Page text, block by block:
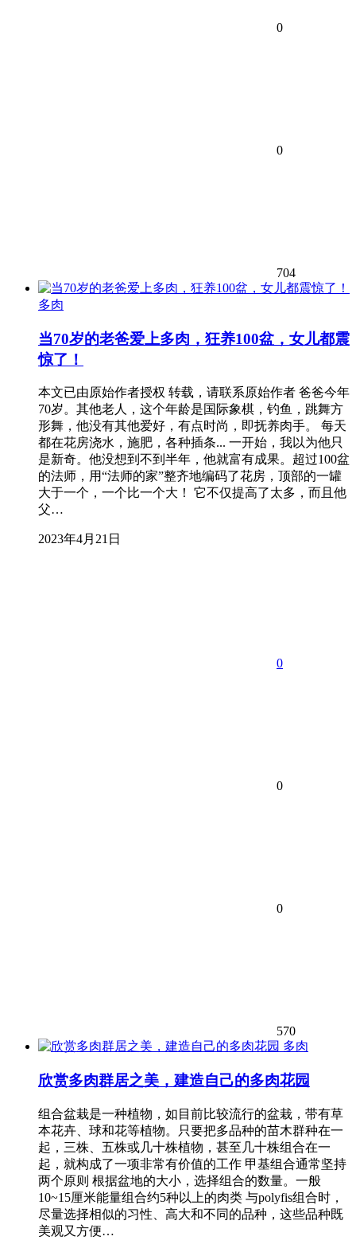
0
0
704
多肉
当70岁的老爸爱上多肉，狂养100盆，女儿都震
惊了！
本文已由原始作者授权 转载，请联系原始作者 爸爸今年
70岁。其他老人，这个年龄是国际象棋，钓鱼，跳舞方
形舞，他没有其他爱好，有点时尚，即抚养肉手。 每天
都在花房浇水，施肥，各种插条... 一开始，我以为他只
是新奇。他没想到不到半年，他就富有成果。超过100盆
的法师，用“法师的家”整齐地编码了花房，顶部的一罐
大于一个，一个比一个大！ 它不仅提高了太多，而且他
父…
2023年4月21日
0
0
0
570
多肉
欣赏多肉群居之美，建造自己的多肉花园
组合盆栽是一种植物，如目前比较流行的盆栽，带有草
本花卉、球和花等植物。只要把多品种的苗木群种在一
起，三株、五株或几十株植物，甚至几十株组合在一
起，就构成了一项非常有价值的工作 甲基组合通常坚持
两个原则 根据盆地的大小，选择组合的数量。一般
10~15厘米能量组合约5种以上的肉类 与polyfis组合时，
尽量选择相似的习性、高大和不同的品种，这些品种既
美观又方便…